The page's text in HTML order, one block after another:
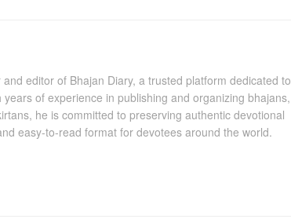
editor of Bhajan Diary, a trusted platform dedicated to
of experience in publishing and organizing bhajans,
he is committed to preserving authentic devotional
easy-to-read format for devotees around the world.